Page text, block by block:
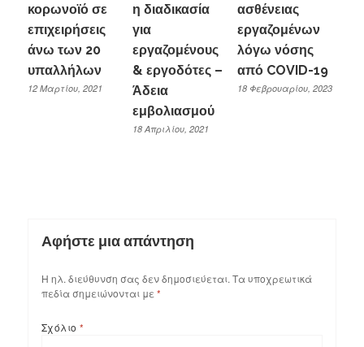
κορωνοϊό σε
επιχειρήσεις
άνω των 20
υπαλλήλων
12 Μαρτίου, 2021
η διαδικασία
για
εργαζομένους
& εργοδότες –
Άδεια
εμβολιασμού
18 Απριλίου, 2021
ασθένειας
εργαζομένων
λόγω νόσης
από COVID-19
18 Φεβρουαρίου, 2023
Αφήστε μια απάντηση
Η ηλ. διεύθυνση σας δεν δημοσιεύεται. Τα υποχρεωτικά
πεδία σημειώνονται με *
Σχόλιο *